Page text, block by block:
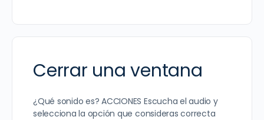
Cerrar una ventana
¿Qué sonido es? ACCIONES Escucha el audio y
selecciona la opción que consideras correcta